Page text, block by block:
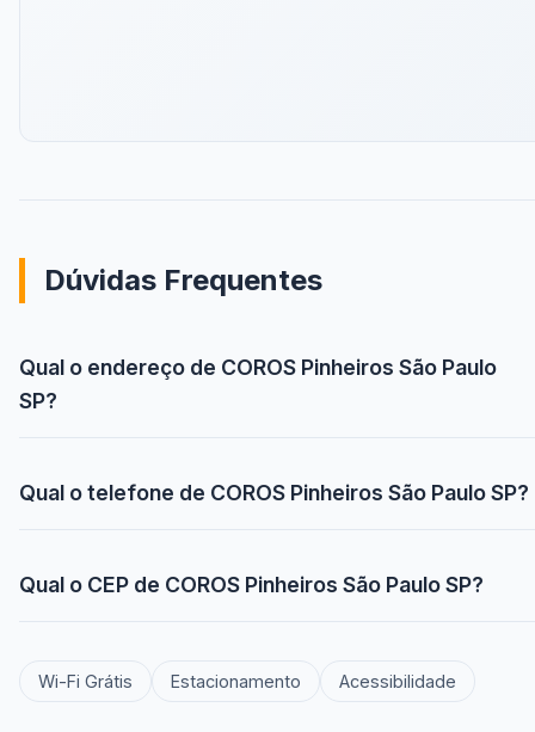
Dúvidas Frequentes
Qual o endereço de COROS Pinheiros São Paulo
SP?
Qual o telefone de COROS Pinheiros São Paulo SP?
Qual o CEP de COROS Pinheiros São Paulo SP?
Wi-Fi Grátis Estacionamento Acessibilidade